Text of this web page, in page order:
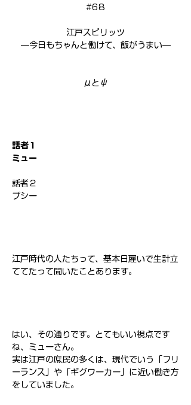
#68
江戸スピリッツ
—今日もちゃんと働けて、飯がうまい—
μとψ
話者１
ミュー
話者２
プシー
江戸時代の人たちって、基本日雇いで生計立
ててたって聞いたことあります。
はい、その通りです。とてもいい視点です
ね、ミューさん。
実は江戸の庶民の多くは、現代でいう「フリ
ーランス」や「ギグワーカー」に近い働き方
をしていました。